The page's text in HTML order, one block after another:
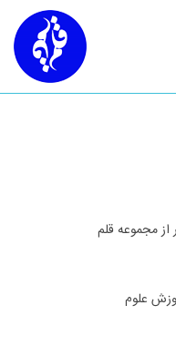
از مجموعه قلم
علوم